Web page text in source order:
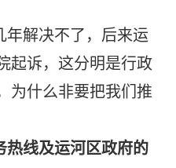
解决不了，后来运
起诉，这分明是行政
为什么非要把我们推
热线及运河区政府的